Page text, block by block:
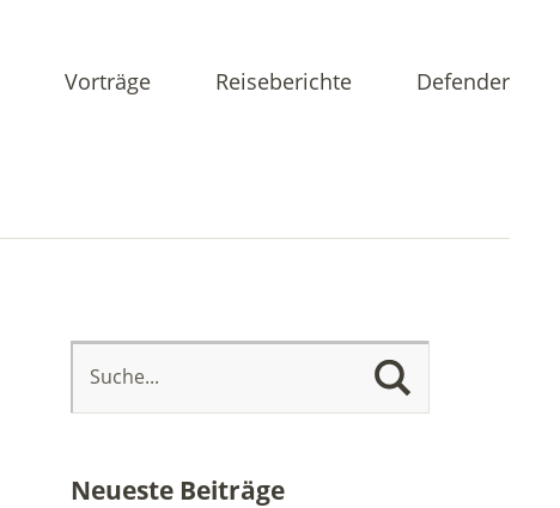
Vorträge Reiseberichte Defender
Neueste Beiträge